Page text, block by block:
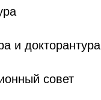
и докторантура
совет